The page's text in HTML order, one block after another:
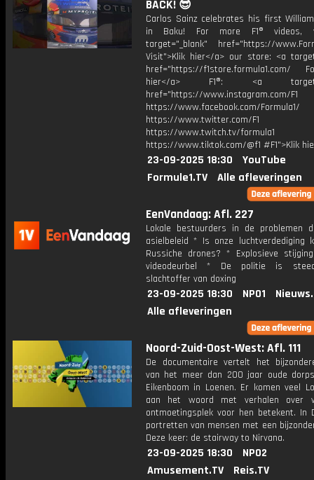
BACK! 😎
Carlos Sainz celebrates his first
in Baku! For more F1® videos,
target="_blank" href="https://
Visit">Klik hier</a> our store: <a
href="https://f1store.formula1.com/
hier</a> F1®: <a
href="https://www.instagram.com/F1
https://www.facebook.com/Formula1/
https://www.twitter.com/F1
https://www.twitch.tv/formula1
https://www.tiktok.com/@f1 #F1">Klik
23-09-2025 18:30
YouTube
Formule1.TV
Alle afleveringen
EenVandaag: Afl. 227
Lokale bestuurders in de problemen
asielbeleid * Is onze luchtverdediging
Russiche drones? * Explosieve
videodeurbel * De politie is
slachtoffer van doxing
23-09-2025 18:30 NPO1
Alle afleveringen
Noord-Zuid-Oost-West: Afl. 111
De documentaire vertelt het
van het meer dan 200 jaar oude
Eikenboom in Loenen. Er komen veel
aan het woord met verhalen over
ontmoetingsplek voor hen betekent. In
portretten van mensen met een
Deze keer: de stairway to Nirvana.
23-09-2025 18:30
NPO2
Amusement.TV
Reis.TV